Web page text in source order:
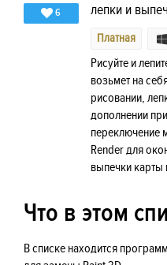
6
лепки и
Платная
Рисуйте и
возьмет на
рисовании,
дополнении
переключение
Render для
выпечки
Что в этом
В списке находится